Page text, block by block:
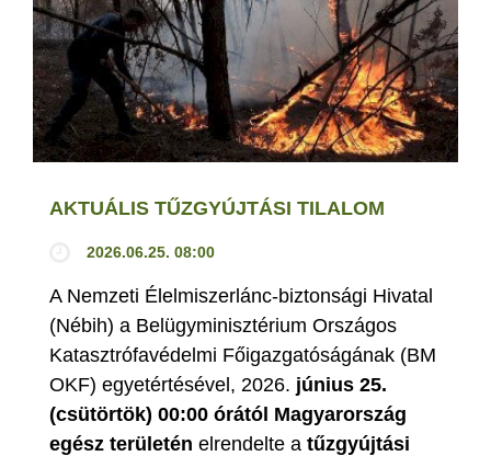
AKTUÁLIS TŰZGYÚJTÁSI TILALOM
2026.06.25. 08:00
A Nemzeti Élelmiszerlánc-biztonsági Hivatal
(Nébih) a Belügyminisztérium Országos
Katasztrófavédelmi Főigazgatóságának (BM
OKF) egyetértésével, 2026. június 25.
(csütörtök) 00:00 órától Magyarország
egész területén elrendelte a tűzgyújtási